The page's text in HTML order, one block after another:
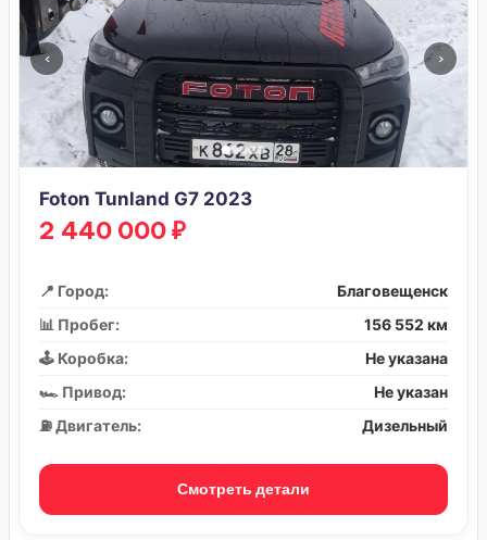
‹ ›
Foton Tunland G7 2023
2 440 000 ₽
📍 Город:
Благовещенск
📊 Пробег:
156 552 км
🕹️ Коробка:
Не указана
🏎️ Привод:
Не указан
⛽ Двигатель:
Дизельный
Смотреть детали